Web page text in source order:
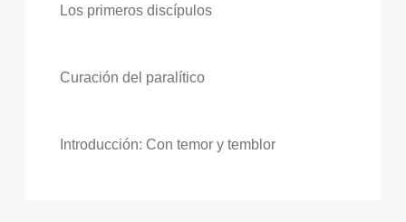
Los primeros discípulos
Curación del paralítico
Introducción: Con temor y temblor